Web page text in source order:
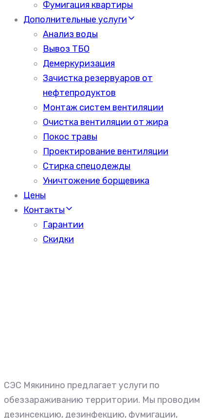
Фумигация квартиры
Дополнительные услуги
Анализ воды
Вывоз ТБО
Демеркуризация
Зачистка резервуаров от
нефтепродуктов
Монтаж систем вентиляции
Очистка вентиляции от жира
Покос травы
Проектирование вентиляции
Стирка спецодежды
Уничтожение борщевика
Цены
Контакты
Гарантии
Скидки
СЭС Мякинино предлагает услуги по
обеззараживанию территории. Мы проводим
дезинсекцию, дезинфекцию, фумигации,